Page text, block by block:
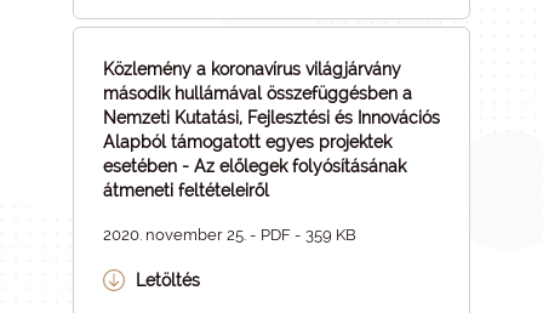
Közlemény a koronavírus világjárvány
második hullámával összefüggésben a
Nemzeti Kutatási, Fejlesztési és Innovációs
Alapból támogatott egyes projektek
esetében - Az előlegek folyósításának
átmeneti feltételeiről
2020. november 25. - PDF - 359 KB
Letöltés